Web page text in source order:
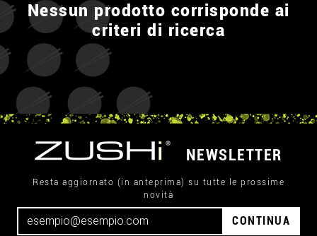
Nessun prodotto corrisponde ai
criteri di ricerca
NEWSLETTER
Resta aggiornato (in anteprima) su tutte le prossime
novità
CONTINUA